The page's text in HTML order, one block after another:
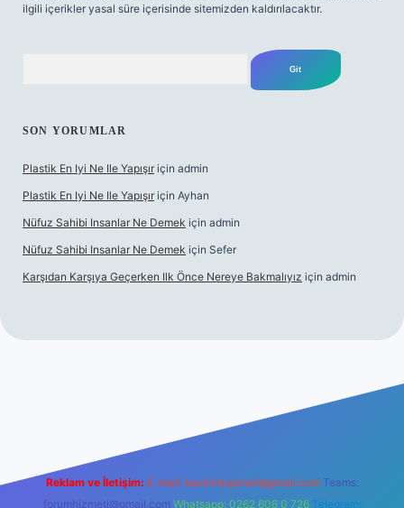
ilgili içerikler yasal süre içerisinde sitemizden kaldırılacaktır.
SON YORUMLAR
Plastik En Iyi Ne Ile Yapışır için admin
Plastik En Iyi Ne Ile Yapışır için Ayhan
Nüfuz Sahibi Insanlar Ne Demek için admin
Nüfuz Sahibi Insanlar Ne Demek için Sefer
Karşıdan Karşıya Geçerken Ilk Önce Nereye Bakmalıyız için admin
Reklam ve İletişim: E-mail: backlinkpaneli@gmail.com Teams:
forumhizmeti@gmail.com Whatsapp: 0262 606 0 726 Telegram: